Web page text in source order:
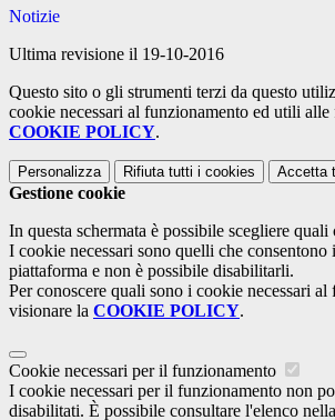
Notizie
Ultima revisione il 19-10-2016
Questo sito o gli strumenti terzi da questo
cookie necessari al funzionamento ed utili
COOKIE POLICY.
Personalizza Rifiuta tutti i cookies Accetta
Gestione cookie
In questa schermata è possibile scegliere
I cookie necessari sono quelli che
piattaforma e non è possibile disabilitarli.
Per conoscere quali sono i cookie necessari
visionare la COOKIE POLICY.
Cookie necessari per il funzionamento
I cookie necessari per il funzionamento non
disabilitati. È possibile consultare l'elenco